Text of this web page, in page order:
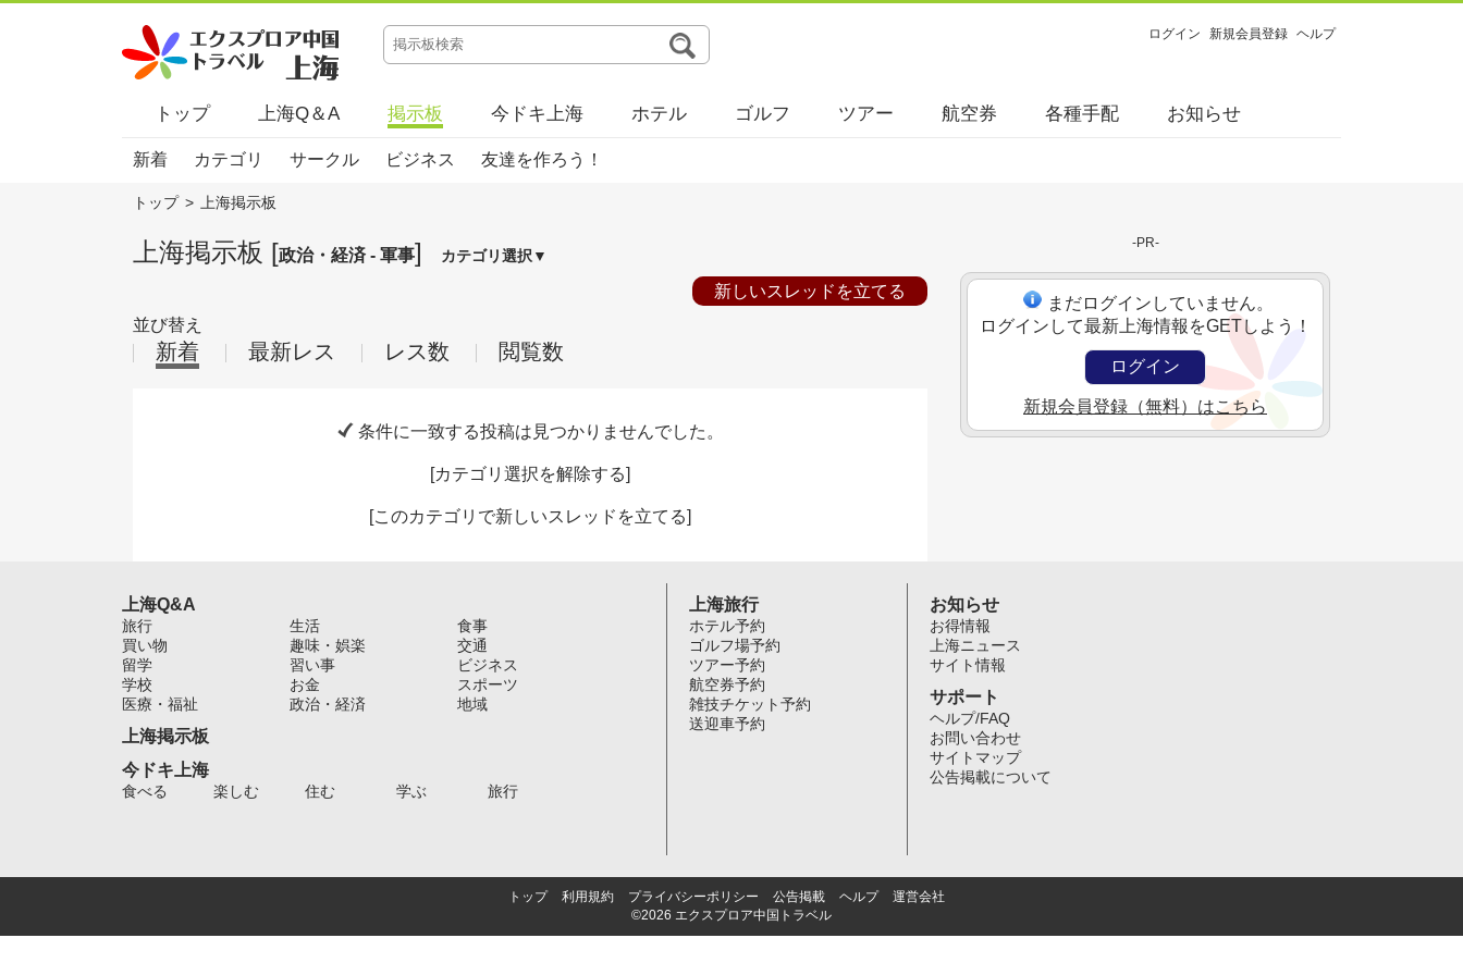
ログイン 新規会員登録 ヘルプ
トップ 上海Q＆A 掲示板 今ドキ上海 ホテル ゴルフ ツアー 航空券 各種手配 お知らせ
新着 カテゴリ サークル ビジネス 友達を作ろう！
トップ > 上海掲示板
上海掲示板 [政治・経済 - 軍事] カテゴリ選択▼
新しいスレッドを立てる
並び替え
新着 最新レス レス数 閲覧数
条件に一致する投稿は見つかりませんでした。
[カテゴリ選択を解除する]
[このカテゴリで新しいスレッドを立てる]
-PR-
まだログインしていません。
ログインして最新上海情報をGETしよう！
ログイン
新規会員登録（無料）はこちら
上海Q&A
旅行 生活
食事
買い物
趣味・娯楽
交通
留学
習い事
ビジネス
学校
お金
スポーツ
医療・福祉
政治・経済 地域
上海掲示板
今ドキ上海
食べる 楽しむ 住む 学ぶ 旅行
上海旅行
ホテル予約
ゴルフ場予約
ツアー予約
航空券予約
雑技チケット予約
送迎車予約
お知らせ
お得情報
上海ニュース
サイト情報
サポート
ヘルプ/FAQ
お問い合わせ
サイトマップ
公告掲載について
トップ 利用規約 プライバシーポリシー 公告掲載 ヘルプ
運営会社
©2026 エクスプロア中国トラベル